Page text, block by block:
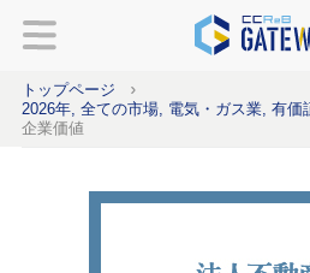
トップページ
2026年, 全ての市場, 電気・ガス業, 有価
企業価値